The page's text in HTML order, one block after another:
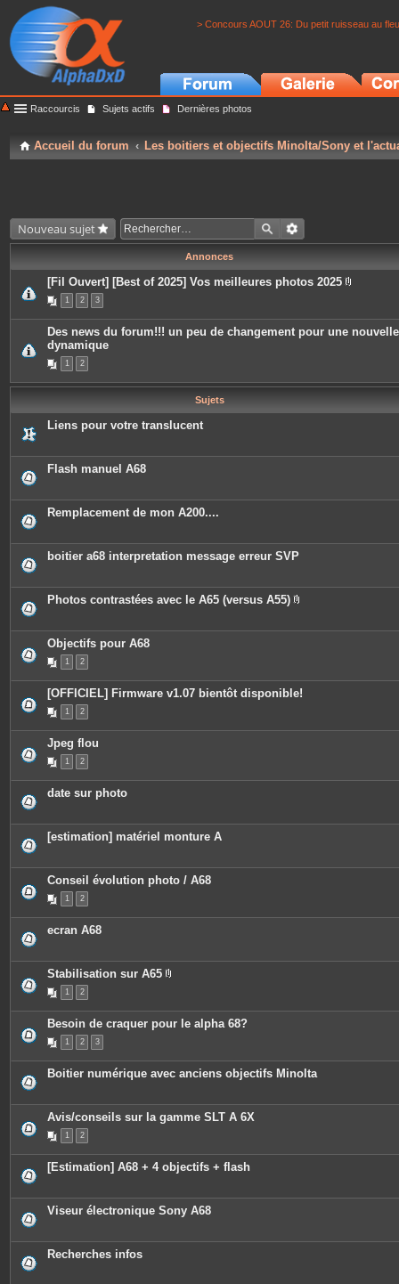
> Concours AOUT 26: Du petit ruisseau au
Raccourcis Sujets actifs Dernières photos
Accueil du forum Les boitiers et objectifs Minolta/Sony et
Nouveau sujet
Annonces
[Fil Ouvert] [Best of 2025] Vos meilleures photos 2025
c
e
n
1 2 3
Des news du forum!!! un peu de changement pour une nouvelle
dynamique
1 2
Sujets
Liens pour votre translucent
Flash manuel A68
Remplacement de mon A200....
boitier a68 interpretation message erreur SVP
Photos contrastées avec le A65 (versus A55)
è
o
i
Objectifs pour A68
1 2
[OFFICIEL] Firmware v1.07 bientôt disponible!
1 2
Jpeg flou
1 2
date sur photo
[estimation] matériel monture A
Conseil évolution photo / A68
1 2
ecran A68
Stabilisation sur A65
c
e
n
1 2
Besoin de craquer pour le alpha 68?
1 2 3
Boitier numérique avec anciens objectifs Minolta
Avis/conseils sur la gamme SLT A 6X
1 2
[Estimation] A68 + 4 objectifs + flash
Viseur électronique Sony A68
Recherches infos